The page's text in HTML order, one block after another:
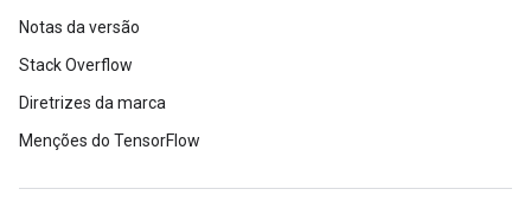
Notas da versão
Stack Overflow
Diretrizes da marca
Menções do TensorFlow